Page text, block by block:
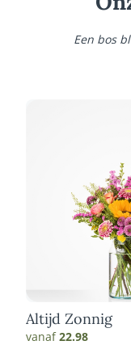
Een bos
Altijd Zonnig
vanaf22.98